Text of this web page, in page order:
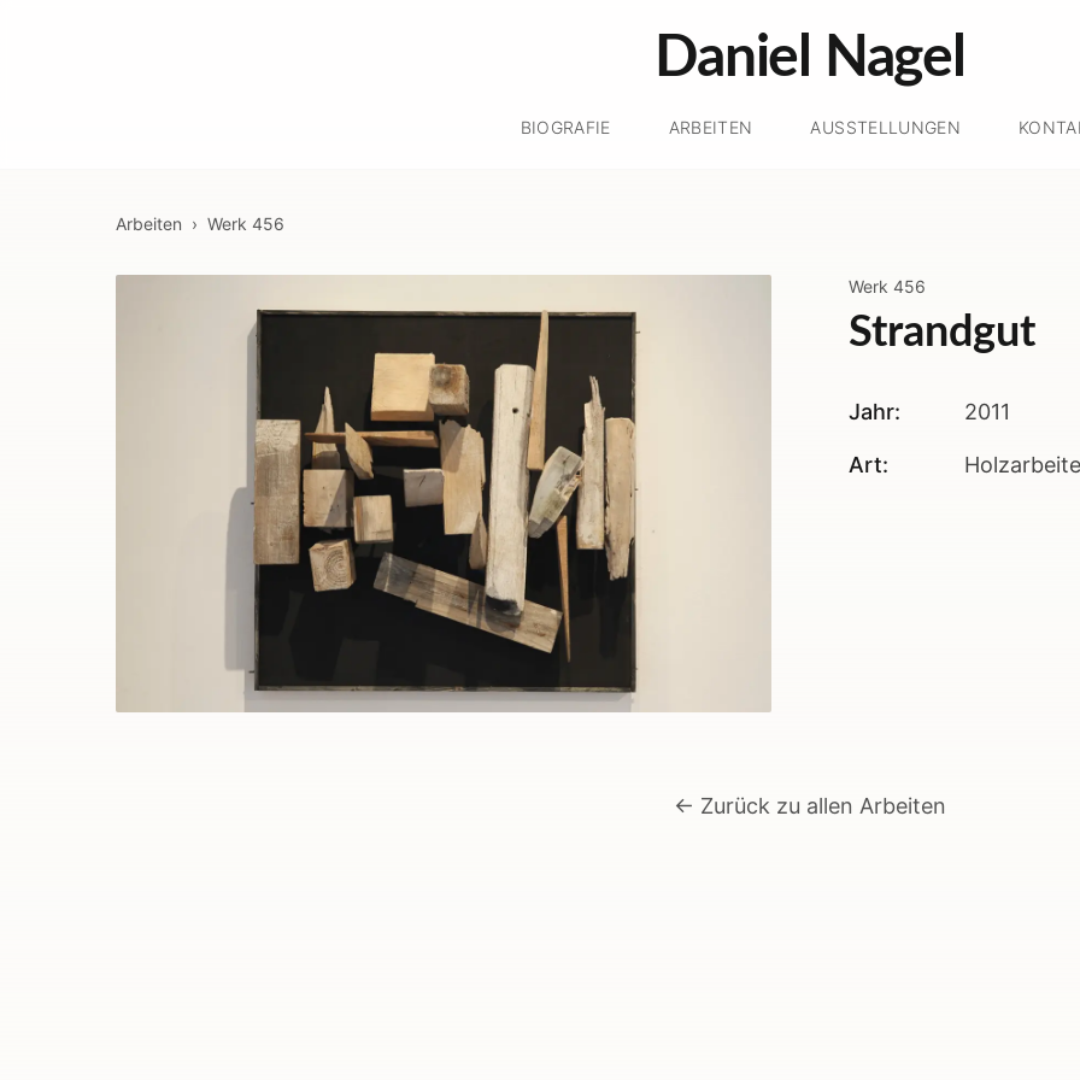
Daniel Nagel
BIOGRAFIE ARBEITEN AUSSTELLUNGEN
Arbeiten › Werk 456
Werk 456
Strandgut
Jahr: 2011
Art:
← Zurück zu allen Arbeiten